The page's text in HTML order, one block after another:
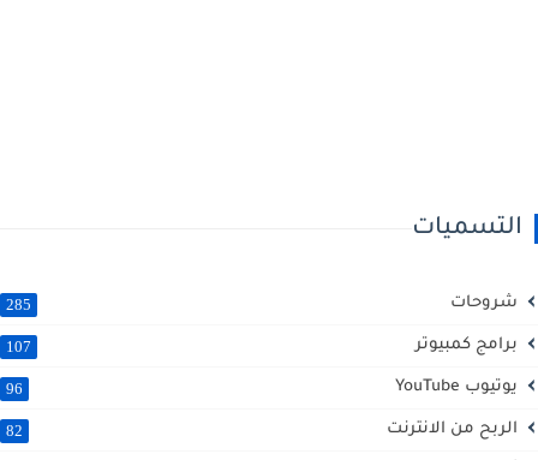
التسميات
شروحات 285
برامج كمبيوتر 107
يوتيوب YouTube 96
الربح من الانترنت 82